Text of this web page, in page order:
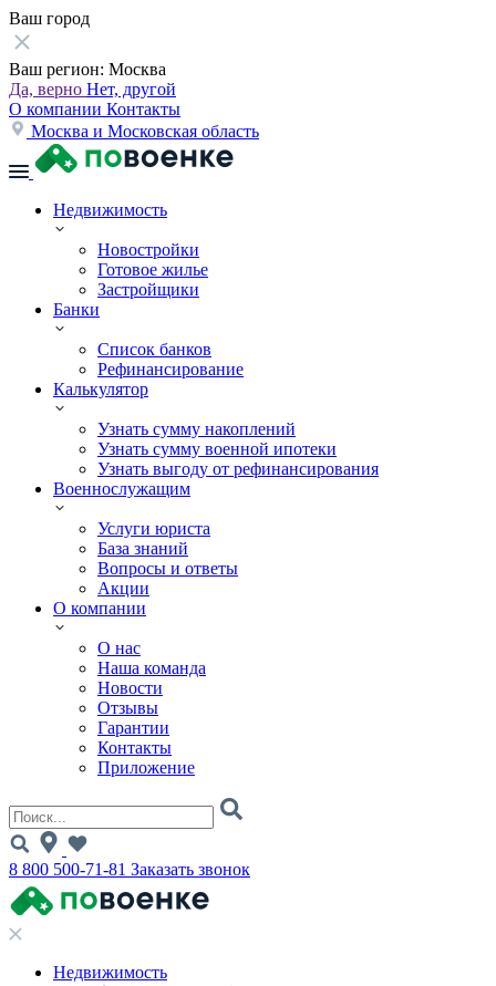
Ваш город
Ваш регион: Москва
Да, верно Нет, другой
О компании Контакты
Москва и Московская область
Недвижимость
Новостройки
Готовое жилье
Застройщики
Банки
Список банков
Рефинансирование
Калькулятор
Узнать сумму накоплений
Узнать сумму военной ипотеки
Узнать выгоду от рефинансирования
Военнослужащим
Услуги юриста
База знаний
Вопросы и ответы
Акции
О компании
О нас
Наша команда
Новости
Отзывы
Гарантии
Контакты
Приложение
8 800 500-71-81 Заказать звонок
Недвижимость